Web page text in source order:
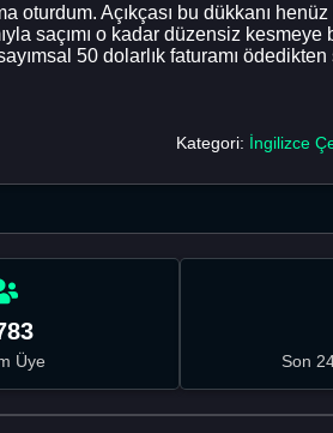
oturdum. Açıkçası bu dükkanı
saçımı o kadar düzensiz kesmeye
50 dolarlık faturamı
Kategori: İngilizce
Üye Son